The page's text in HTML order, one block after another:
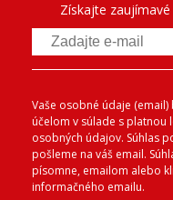
Získajte
Vaše osobné údaje
účelom v súlade s platnou
osobných údajov. Súhlas
pošleme na váš email.
písomne, emailom alebo
informačného emailu.